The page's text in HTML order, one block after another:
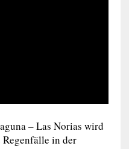
– Las Norias wird
in der